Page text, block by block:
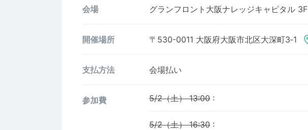
会場 グランフロント大阪ナレッジキャピタル 3F
開催場所 〒530-0011 大阪府大阪市北区大深町3‐1
支払方法 会場払い
参加費 5/2（土） 13:00 :
5/2（土） 16:30 :